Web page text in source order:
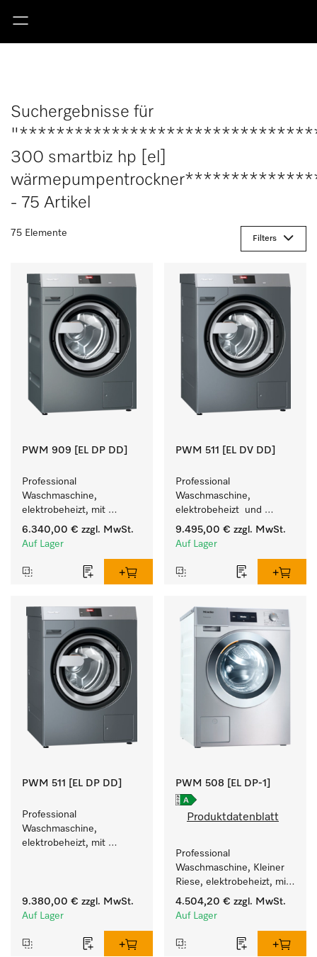
Suchergebnisse für
300 smartbiz hp [el]
- 75 Artikel
75 Elemente
Filters
PWM 909 [EL DP DD]
Professional
Waschmaschine,
elektrobeheizt, mit
Ablaufpumpe  und
Waschmitteleinspülkasten,
programmierbar.
6.340,00 € zzgl. MwSt.
Auf Lager
PWM 511 [EL DV DD]
Professional
Waschmaschine,
elektrobeheizt  und
Waschmitteleinspülkasten,
M Touch Pro.
9.495,00 € zzgl. MwSt.
Auf Lager
PWM 511 [EL DP DD]
Professional
Waschmaschine,
elektrobeheizt, mit
9.380,00 € zzgl. MwSt.
Auf Lager
PWM 508 [EL DP-1]
Produktdatenblatt
Professional
Waschmaschine, Kleiner
Riese, elektrobeheizt, mit
Ablaufpumpe und
zielgruppenspezifischen
Leistung 8 kg  in 49 min .
4.504,20 € zzgl. MwSt.
Auf Lager